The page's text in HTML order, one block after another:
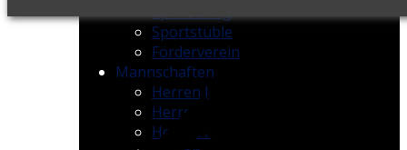
Sportstüble
Förderverein
Mannschaften
Herren I
Herren II
Herren III